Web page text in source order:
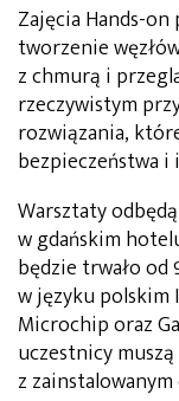
Zajęcia Hands-
tworzenie
z chmurą i
rzeczywistym
rozwiązania,
bezpieczeństwa
Warsztaty
w gdańskim
będzie trwało od
w języku
Microchip oraz
uczestnicy
z